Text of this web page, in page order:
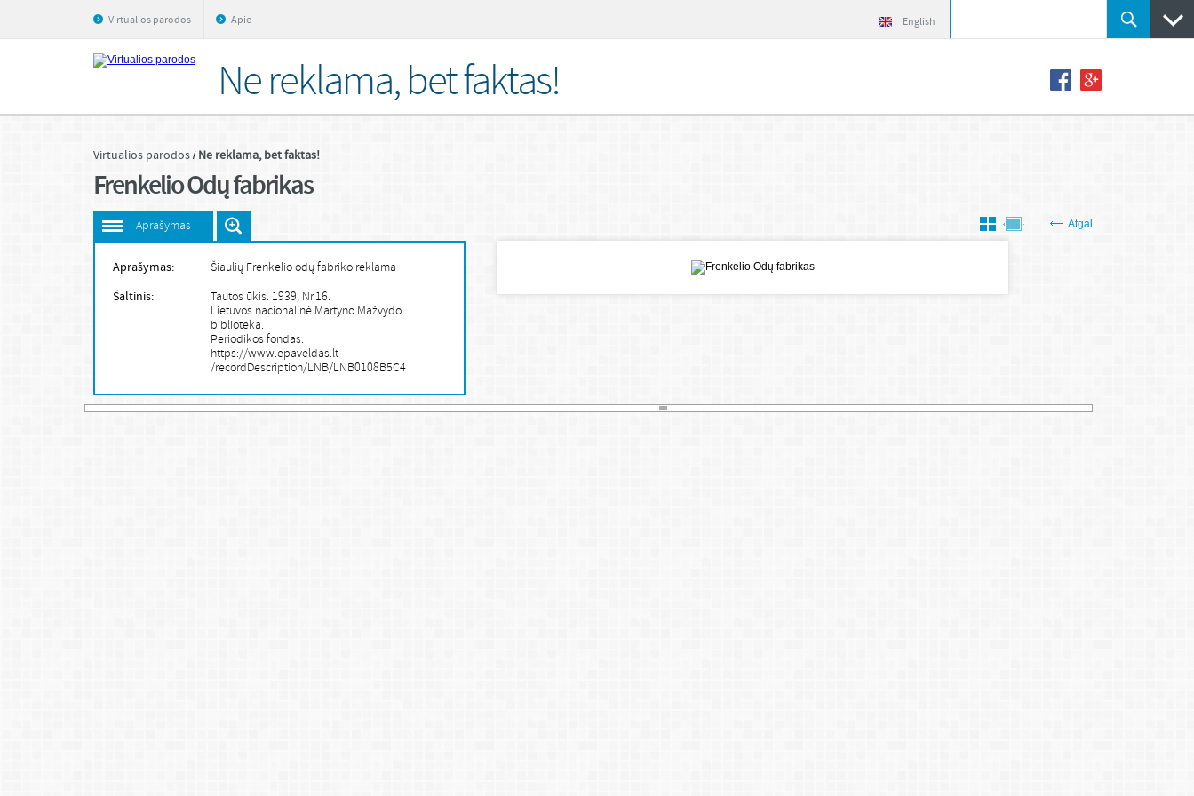
English
Virtualios parodos Apie
Ne reklama, bet faktas!
Virtualios parodos Ne reklama, bet faktas!
Frenkelio Odų fabrikas
Aprašymas Atgal
Aprašymas: Šiaulių Frenkelio odų fabriko reklama
Šaltinis:
Tautos ūkis. 1939, Nr.16.
Lietuvos nacionalinė Martyno Mažvydo
biblioteka.
Periodikos fondas.
https://www.epaveldas.lt
/recordDescription/LNB/LNB0108B5C4